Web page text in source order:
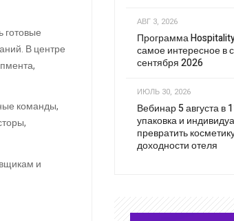
готовые
В центре
команды,
и
АВГ 3, 2026
Программа
самое интересное в
сентября 2026
ИЮЛЬ 30, 2026
Вебинар 5 августа в
упаковка и
превратить
доходности отеля